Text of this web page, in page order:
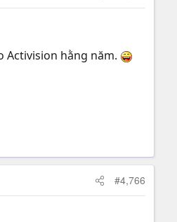
Activision hằng năm.
#4,766